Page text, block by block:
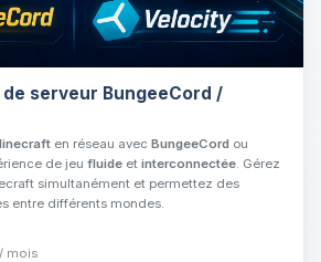
serveur BungeeCord /
en réseau avec BungeeCord ou
de jeu fluide et interconnectée. Gérez
simultanément et permettez des
entre différents mondes.
/ mois